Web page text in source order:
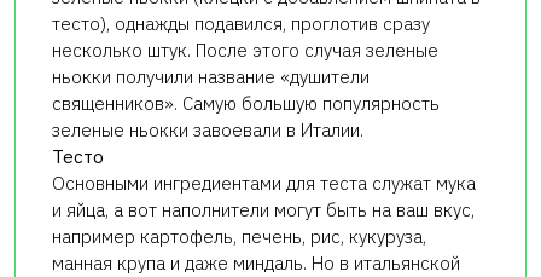
тесто), однажды подавился, проглотив сразу
несколько штук. После этого случая зеленые
ньокки получили название «душители
священников». Самую большую популярность
зеленые ньокки завоевали в Италии.
Тесто
Основными ингредиентами для теста служат мука
и яйца, а вот наполнители могут быть на ваш вкус,
например картофель, печень, рис, кукуруза,
манная крупа и даже миндаль. Но в итальянской